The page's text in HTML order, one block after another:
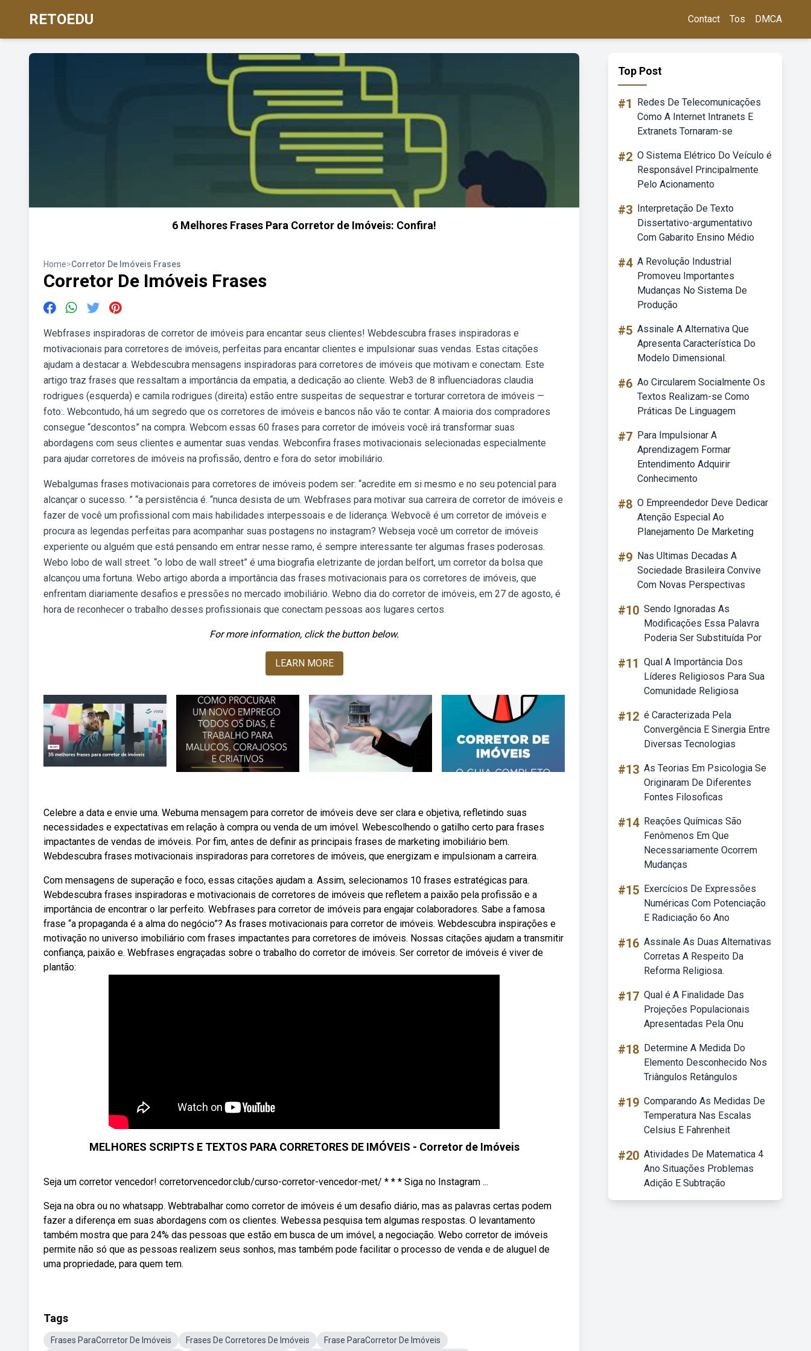
RETOEDU Contact Tos DMCA
6 Melhores Frases Para Corretor de Imóveis: Confira!
Home>Corretor De Imóveis Frases
Corretor De Imóveis Frases
Webfrases inspiradoras de corretor de imóveis para encantar seus clientes! Webdescubra frases inspiradoras e
motivacionais para corretores de imóveis, perfeitas para encantar clientes e impulsionar suas vendas. Estas citações
ajudam a destacar a. Webdescubra mensagens inspiradoras para corretores de imóveis que motivam e conectam. Este
artigo traz frases que ressaltam a importância da empatia, a dedicação ao cliente. Web3 de 8 influenciadoras claudia
rodrigues (esquerda) e camila rodrigues (direita) estão entre suspeitas de sequestrar e torturar corretora de imóveis —
foto:. Webcontudo, há um segredo que os corretores de imóveis e bancos não vão te contar: A maioria dos compradores
consegue “descontos” na compra. Webcom essas 60 frases para corretor de imóveis você irá transformar suas
abordagens com seus clientes e aumentar suas vendas. Webconfira frases motivacionais selecionadas especialmente
para ajudar corretores de imóveis na profissão, dentro e fora do setor imobiliário.
Webalgumas frases motivacionais para corretores de imóveis podem ser: “acredite em si mesmo e no seu potencial para
alcançar o sucesso. ” “a persistência é. “nunca desista de um. Webfrases para motivar sua carreira de corretor de imóveis e
fazer de você um profissional com mais habilidades interpessoais e de liderança. Webvocê é um corretor de imóveis e
procura as legendas perfeitas para acompanhar suas postagens no instagram? Webseja você um corretor de imóveis
experiente ou alguém que está pensando em entrar nesse ramo, é sempre interessante ter algumas frases poderosas.
Webo lobo de wall street. “o lobo de wall street” é uma biografia eletrizante de jordan belfort, um corretor da bolsa que
alcançou uma fortuna. Webo artigo aborda a importância das frases motivacionais para os corretores de imóveis, que
enfrentam diariamente desafios e pressões no mercado imobiliário. Webno dia do corretor de imóveis, em 27 de agosto, é
hora de reconhecer o trabalho desses profissionais que conectam pessoas aos lugares certos.
For more information, click the button below.
LEARN MORE
Celebre a data e envie uma. Webuma mensagem para corretor de imóveis deve ser clara e objetiva, refletindo suas
necessidades e expectativas em relação à compra ou venda de um imóvel. Webescolhendo o gatilho certo para frases
impactantes de vendas de imóveis. Por fim, antes de definir as principais frases de marketing imobiliário bem.
Webdescubra frases motivacionais inspiradoras para corretores de imóveis, que energizam e impulsionam a carreira.
Com mensagens de superação e foco, essas citações ajudam a. Assim, selecionamos 10 frases estratégicas para.
Webdescubra frases inspiradoras e motivacionais de corretores de imóveis que refletem a paixão pela profissão e a
importância de encontrar o lar perfeito. Webfrases para corretor de imóveis para engajar colaboradores. Sabe a famosa
frase “a propaganda é a alma do negócio”? As frases motivacionais para corretor de imóveis. Webdescubra inspirações e
motivação no universo imobiliário com frases impactantes para corretores de imóveis. Nossas citações ajudam a transmitir
confiança, paixão e. Webfrases engraçadas sobre o trabalho do corretor de imóveis. Ser corretor de imóveis é viver de
plantão:
MELHORES SCRIPTS E TEXTOS PARA CORRETORES DE IMÓVEIS - Corretor de Imóveis
Seja um corretor vencedor! corretorvencedor.club/curso-corretor-vencedor-met/ * * * Siga no Instagram ...
Seja na obra ou no whatsapp. Webtrabalhar como corretor de imóveis é um desafio diário, mas as palavras certas podem
fazer a diferença em suas abordagens com os clientes. Webessa pesquisa tem algumas respostas. O levantamento
também mostra que para 24% das pessoas que estão em busca de um imóvel, a negociação. Webo corretor de imóveis
permite não só que as pessoas realizem seus sonhos, mas também pode facilitar o processo de venda e de aluguel de
uma propriedade, para quem tem.
Tags
Frases ParaCorretor De Imóveis Frases De Corretores De Imóveis
Frase ParaCorretor De Imóveis
Top Post
#1
Redes De Telecomunicações
Como A Internet Intranets E
Extranets Tornaram-se
#2 O Sistema Elétrico Do Veículo é
Responsável Principalmente
Pelo Acionamento
#3 Interpretação De Texto
Dissertativo-argumentativo
Com Gabarito Ensino Médio
#4 A Revolução Industrial
Promoveu Importantes
Mudanças No Sistema De
Produção
#5 Assinale A Alternativa Que
Apresenta Característica Do
Modelo Dimensional.
#6 Ao Circularem Socialmente Os
Textos Realizam-se Como
Práticas De Linguagem
#7 Para Impulsionar A
Aprendizagem Formar
Entendimento Adquirir
Conhecimento
#8 O Empreendedor Deve Dedicar
Atenção Especial Ao
Planejamento De Marketing
#9 Nas Ultimas Decadas A
Sociedade Brasileira Convive
Com Novas Perspectivas
#10 Sendo Ignoradas As
Modificações Essa Palavra
Poderia Ser Substituída Por
#11 Qual A Importância Dos
Líderes Religiosos Para Sua
Comunidade Religiosa
#12 é Caracterizada Pela
Convergência E Sinergia Entre
Diversas Tecnologias
#13 As Teorias Em Psicologia Se
Originaram De Diferentes
Fontes Filosoficas
#14 Reações Químicas São
Fenômenos Em Que
Necessariamente Ocorrem
Mudanças
#15 Exercícios De Expressões
Numéricas Com Potenciação
E Radiciação 6o Ano
#16 Assinale As Duas Alternativas
Corretas A Respeito Da
Reforma Religiosa.
#17 Qual é A Finalidade Das
Projeções Populacionais
Apresentadas Pela Onu
#18 Determine A Medida Do
Elemento Desconhecido Nos
Triângulos Retângulos
#19 Comparando As Medidas De
Temperatura Nas Escalas
Celsius E Fahrenheit
#20 Atividades De Matematica 4
Ano Situações Problemas
Adição E Subtração